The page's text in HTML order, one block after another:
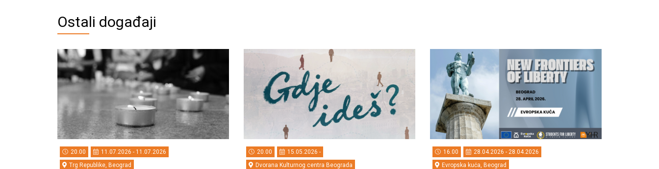
Ostali događaji
20.00
11.07.2026 - 11.07.2026
Trg Republike, Beograd
20.00
15.05.2026 -
Dvorana Kulturnog centra Beograda
16.00
28.04.2026 - 28.04.2026
Evropska kuća, Beograd